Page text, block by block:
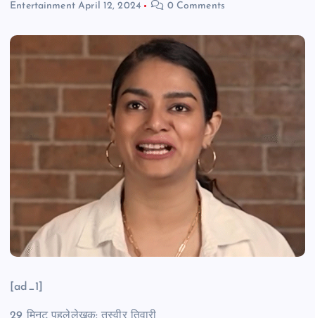
Entertainment April 12, 2024 0 Comments
[ad_1]